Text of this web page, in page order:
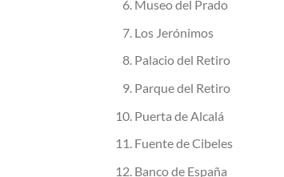
Museo del Prado
Los Jerónimos
Palacio del Retiro
Parque del Retiro
Puerta de Alcalá
Fuente de Cibeles
Banco de España